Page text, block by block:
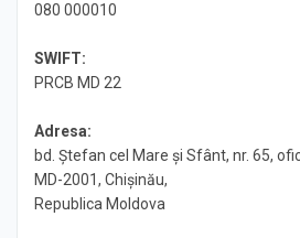
080 000010
SWIFT:
PRCB MD 22
Adresa:
bd. Ştefan cel Mare şi Sfânt, nr. 65,
MD-2001, Chişinău,
Republica Moldova